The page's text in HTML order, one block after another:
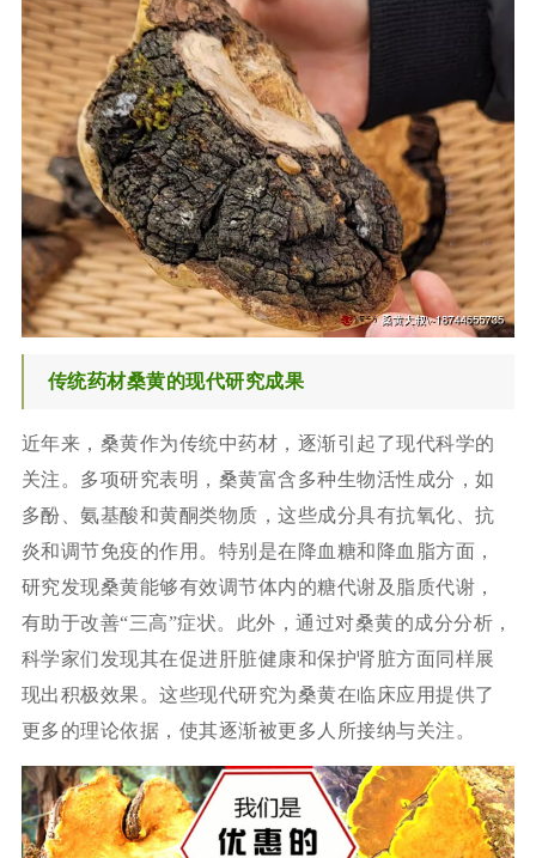
传统药材桑黄的现代研究成果
近年来，桑黄作为传统中药材，逐渐引起了现代科学的
关注。多项研究表明，桑黄富含多种生物活性成分，如
多酚、氨基酸和黄酮类物质，这些成分具有抗氧化、抗
炎和调节免疫的作用。特别是在降血糖和降血脂方面，
研究发现桑黄能够有效调节体内的糖代谢及脂质代谢，
有助于改善“三高”症状。此外，通过对桑黄的成分分析，
科学家们发现其在促进肝脏健康和保护肾脏方面同样展
现出积极效果。这些现代研究为桑黄在临床应用提供了
更多的理论依据，使其逐渐被更多人所接纳与关注。